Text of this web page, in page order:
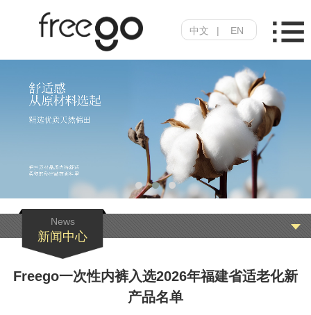
中文 | EN
News
新闻中心
Freego一次性内裤入选2026年福建省适老化新
产品名单